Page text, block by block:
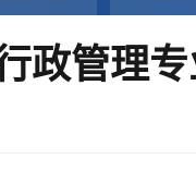
政管理